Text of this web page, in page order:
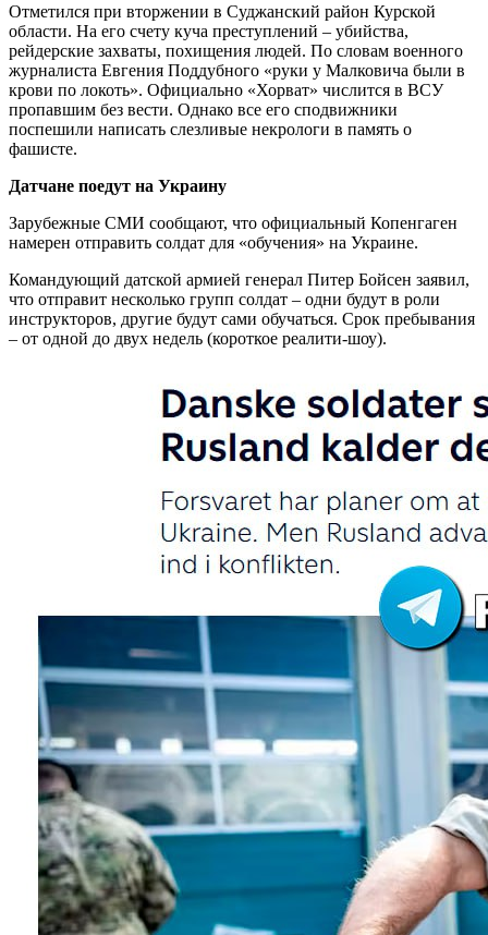
Отметился при вторжении в Суджанский район Курской
области. На его счету куча преступлений – убийства,
рейдерские захваты, похищения людей. По словам военного
журналиста Евгения Поддубного «руки у Малковича были в
крови по локоть». Официально «Хорват» числится в ВСУ
пропавшим без вести. Однако все его сподвижники
поспешили написать слезливые некрологи в память о
фашисте.
Датчане поедут на Украину
Зарубежные СМИ сообщают, что официальный Копенгаген
намерен отправить солдат для «обучения» на Украине.
Командующий датской армией генерал Питер Бойсен заявил,
что отправит несколько групп солдат – одни будут в роли
инструкторов, другие будут сами обучаться. Срок пребывания
– от одной до двух недель (короткое реалити-шоу).